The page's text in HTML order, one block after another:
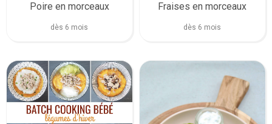
Poire en morceaux
dès 6 mois
Fraises en morceaux
dès 6 mois